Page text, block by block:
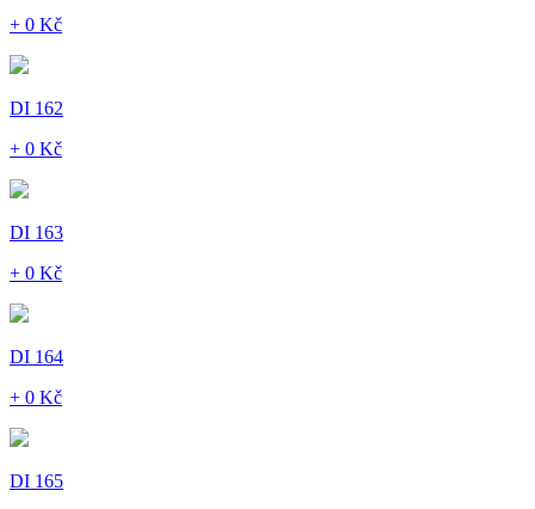
+ 0 Kč
DI 162
+ 0 Kč
DI 163
+ 0 Kč
DI 164
+ 0 Kč
DI 165